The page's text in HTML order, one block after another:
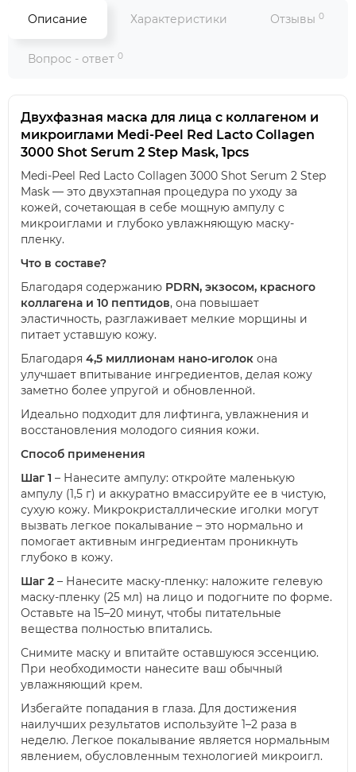
Описание Характеристики Отзывы 0
Вопрос - ответ 0
Двухфазная маска для лица с коллагеном и
микроиглами Medi-Peel Red Lacto Collagen
3000 Shot Serum 2 Step Mask, 1pcs
Medi-Peel Red Lacto Collagen 3000 Shot Serum 2 Step
Mask — это двухэтапная процедура по уходу за
кожей, сочетающая в себе мощную ампулу с
микроиглами и глубоко увлажняющую маску-
пленку.
Что в составе?
Благодаря содержанию PDRN, экзосом, красного
коллагена и 10 пептидов, она повышает
эластичность, разглаживает мелкие морщины и
питает уставшую кожу.
Благодаря 4,5 миллионам нано-иголок она
улучшает впитывание ингредиентов, делая кожу
заметно более упругой и обновленной.
Идеально подходит для лифтинга, увлажнения и
восстановления молодого сияния кожи.
Способ применения
Шаг 1 – Нанесите ампулу: откройте маленькую
ампулу (1,5 г) и аккуратно вмассируйте ее в чистую,
сухую кожу. Микрокристаллические иголки могут
вызвать легкое покалывание – это нормально и
помогает активным ингредиентам проникнуть
глубоко в кожу.
Шаг 2 – Нанесите маску-пленку: наложите гелевую
маску-пленку (25 мл) на лицо и подогните по форме.
Оставьте на 15–20 минут, чтобы питательные
вещества полностью впитались.
Снимите маску и впитайте оставшуюся эссенцию.
При необходимости нанесите ваш обычный
увлажняющий крем.
Избегайте попадания в глаза. Для достижения
наилучших результатов используйте 1–2 раза в
неделю. Легкое покалывание является нормальным
явлением, обусловленным технологией микроигл.